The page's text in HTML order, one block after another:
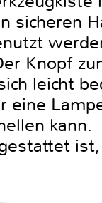
sicheren
Knopf
leicht
kann.